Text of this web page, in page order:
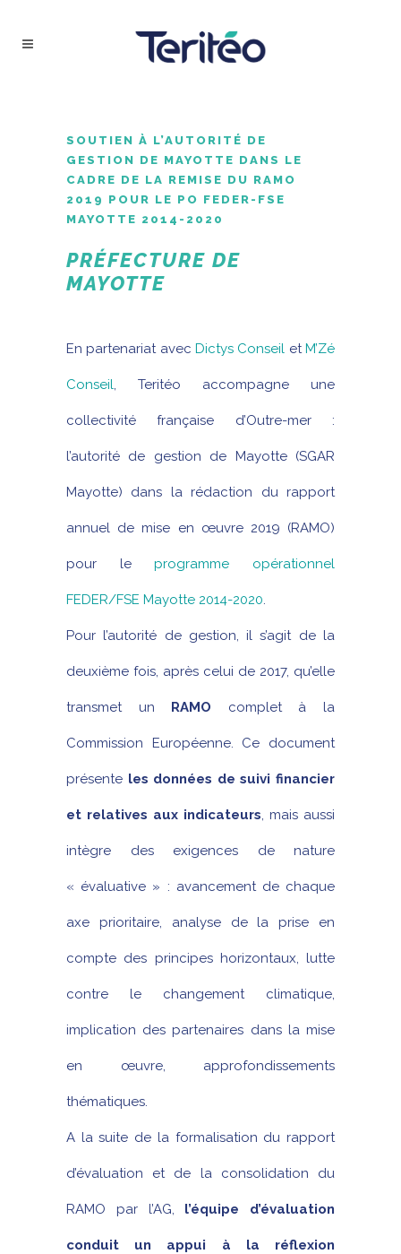
SOUTIEN À L’AUTORITÉ DE
GESTION DE MAYOTTE DANS LE
CADRE DE LA REMISE DU RAMO
2019 POUR LE PO FEDER-FSE
MAYOTTE 2014-2020
PRÉFECTURE DE
MAYOTTE
En partenariat avec Dictys Conseil etM’Zé
Conseil, Teritéo accompagne une
collectivité française d’Outre-mer :
l’autorité de gestion de Mayotte (SGAR
Mayotte) dans la rédaction du rapport
annuel de mise en œuvre 2019 (RAMO)
pour leprogramme opérationnel
FEDER/FSE Mayotte 2014-2020.
Pour l’autorité de gestion, il s’agit de la
deuxième fois, après celui de 2017, qu’elle
transmet un RAMO complet à la
Commission Européenne. Ce document
présente les données de suivi financier
et relatives aux indicateurs, mais aussi
intègre des exigences de nature
« évaluative » : avancement de chaque
axe prioritaire, analyse de la prise en
compte des principes horizontaux, lutte
contre le changement climatique,
implication des partenaires dans la mise
en œuvre, approfondissements
thématiques.
A la suite de la formalisation du rapport
d’évaluation et de la consolidation du
RAMO par l’AG, l’équipe d’évaluation
conduit un appui à la réflexion